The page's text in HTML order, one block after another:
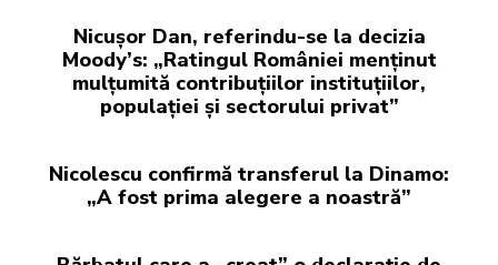
Nicușor Dan, referindu-se la decizia
Moody’s: „Ratingul României menținut
mulțumită contribuțiilor instituțiilor,
populației și sectorului privat”
Nicolescu confirmă transferul la Dinamo:
„A fost prima alegere a noastră”